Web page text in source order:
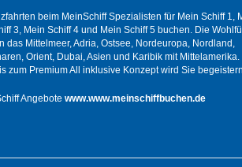
beim MeinSchiff Spezialisten für Mein Schiff 1,
3, Mein Schiff 4 und Mein Schiff 5 buchen. Die
das Mittelmeer, Adria, Ostsee, Nordeuropa, Nordland,
Orient, Dubai, Asien und Karibik mit Mittelamerika.
zum Premium All inklusive Konzept wird Sie
Angebote www.www.meinschiffbuchen.de